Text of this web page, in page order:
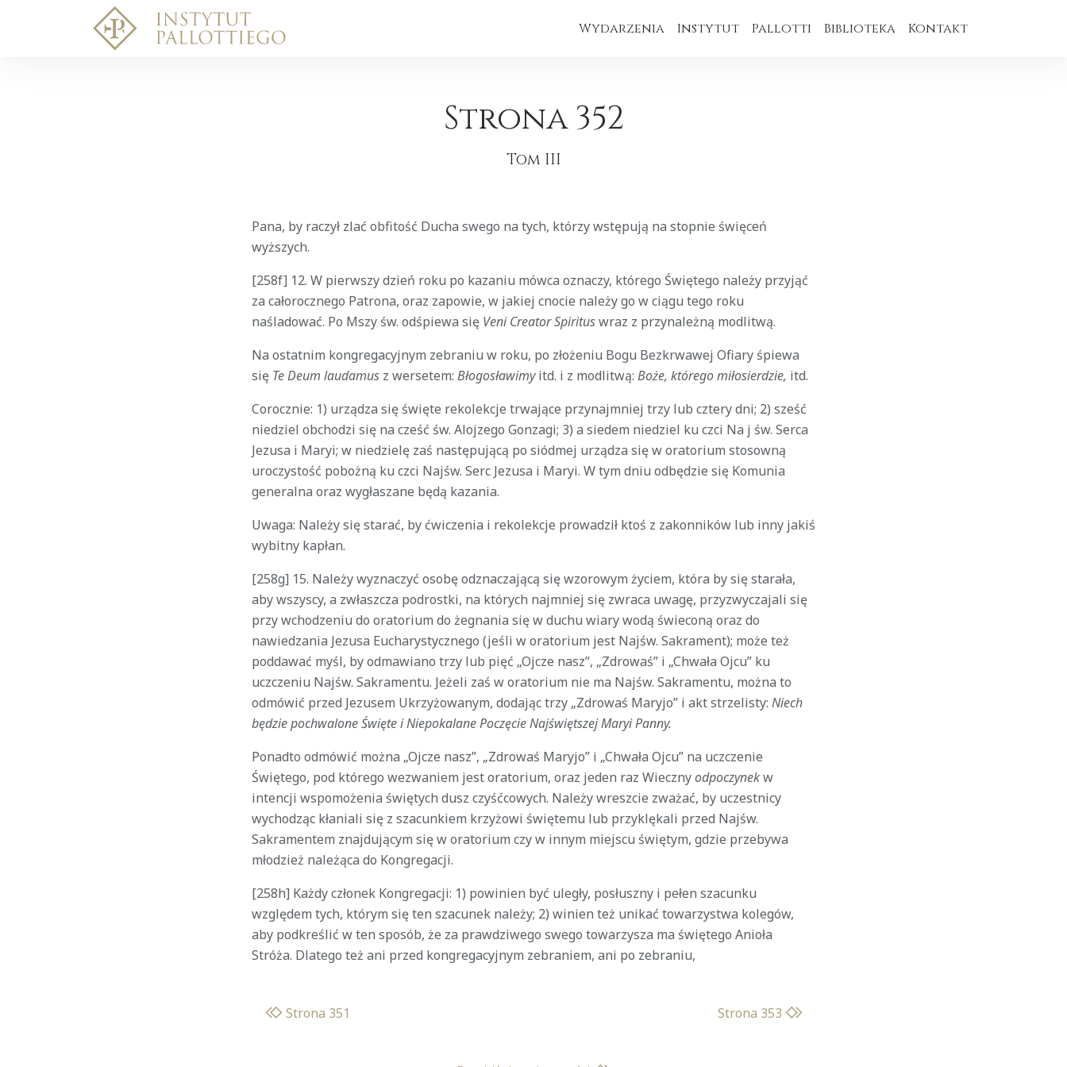
Wydarzenia Instytut Pallotti Biblioteka Kontakt
Strona 352
Tom III
Pana, by raczył zlać obfitość Ducha swego na tych, którzy wstępują na stopnie święceń
wyższych.
[258f] 12. W pierwszy dzień roku po kazaniu mówca oznaczy, którego Świętego należy przyjąć
za całorocznego Patrona, oraz zapowie, w jakiej cnocie należy go w ciągu tego roku
naśladować. Po Mszy św. odśpiewa się Veni CreatorSpirituswraz z przynależną modlitwą.
Na ostatnim kongregacyjnym zebraniu w roku, po złożeniu Bogu Bezkrwawej Ofiary śpiewa
się Te Deum laudamus z wersetem: Błogosławimyitd. i z modlitwą: Boże, którego miłosierdzie, itd.
Corocznie: 1) urządza się święte rekolekcje trwające przynajmniej trzy lub cztery dni; 2) sześć
niedziel obchodzi się na cześć św. Alojzego Gonzagi; 3) a siedem niedziel ku czci Na j św. Serca
Jezusa i Maryi; w niedzielę zaś następującą po siódmej urządza się w oratorium stosowną
uroczystość pobożną ku czci Najśw. Serc Jezusa i Maryi. W tym dniu odbędzie się Komunia
generalna oraz wygłaszane będą kazania.
Uwaga: Należy się starać, by ćwiczenia i rekolekcje prowadził ktoś z zakonników lub inny jakiś
wybitny kapłan.
[258g] 15. Należy wyznaczyć osobę odznaczającą się wzorowym życiem, która by się starała,
aby wszyscy, a zwłaszcza podrostki, na których najmniej się zwraca uwagę, przyzwyczajali się
przy wchodzeniu do oratorium do żegnania się w duchu wiary wodą świeconą oraz do
nawiedzania Jezusa Eucharystycznego (jeśli w oratorium jest Najśw. Sakrament); może też
poddawać myśl, by odmawiano trzy lub pięć „Ojcze nasz”, „Zdrowaś” i „Chwała Ojcu” ku
uczczeniu Najśw. Sakramentu. Jeżeli zaś w oratorium nie ma Najśw. Sakramentu, można to
odmówić przed Jezusem Ukrzyżowanym, dodając trzy „Zdrowaś Maryjo” i akt strzelisty: Niech
będzie pochwalone Święte i Niepokalane Poczęcie Najświętszej Maryi Panny.
Ponadto odmówić można „Ojcze nasz”, „Zdrowaś Maryjo” i „Chwała Ojcu” na uczczenie
Świętego, pod którego wezwaniem jest oratorium, oraz jeden raz Wiecznyodpoczynekw
intencji wspomożenia świętych dusz czyśćcowych. Należy wreszcie zważać, by uczestnicy
wychodząc kłaniali się z szacunkiem krzyżowi świętemu lub przyklękali przed Najśw.
Sakramentem znajdującym się w oratorium czy w innym miejscu świętym, gdzie przebywa
młodzież należąca do Kongregacji.
[258h] Każdy członek Kongregacji: 1) powinien być uległy, posłuszny i pełen szacunku
względem tych, którym się ten szacunek należy; 2) winien też unikać towarzystwa kolegów,
aby podkreślić w ten sposób, że za prawdziwego swego towarzysza ma świętego Anioła
Stróża. Dlatego też ani przed kongregacyjnym zebraniem, ani po zebraniu,
Strona 351 Strona 353